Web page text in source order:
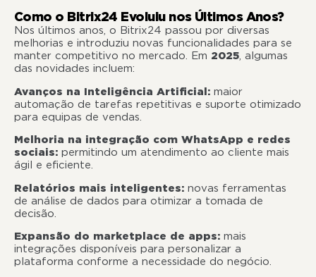
Como o Bitrix24 Evoluiu nos Últimos Anos?
Nos últimos anos, o Bitrix24 passou por diversas
melhorias e introduziu novas funcionalidades para se
manter competitivo no mercado. Em 2025, algumas
das novidades incluem:
Avanços na Inteligência Artificial: maior
automação de tarefas repetitivas e suporte otimizado
para equipas de vendas.
Melhoria na integração com WhatsApp e redes
sociais: permitindo um atendimento ao cliente mais
ágil e eficiente.
Relatórios mais inteligentes: novas ferramentas
de análise de dados para otimizar a tomada de
decisão.
Expansão do marketplace de apps: mais
integrações disponíveis para personalizar a
plataforma conforme a necessidade do negócio.